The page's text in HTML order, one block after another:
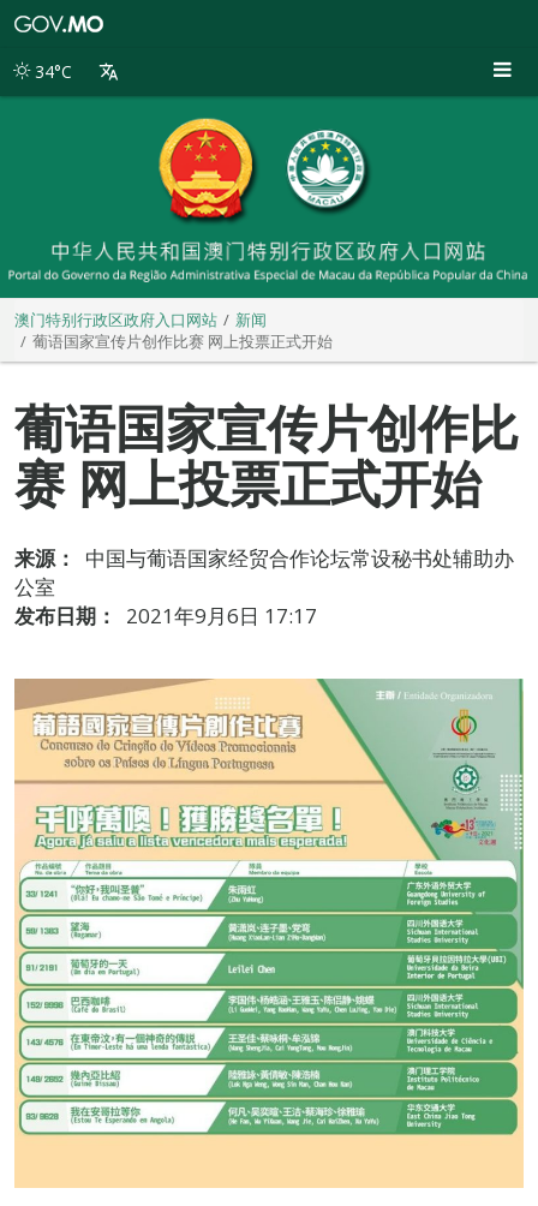
别
34°C
澳门特别行政区政府入口网站
新闻
葡语国家宣传片创作比赛 网上投票正式开始
葡语国家宣传片创作比
赛 网上投票正式开始
来源：
中国与葡语国家经贸合作论坛常设秘书处辅助办
公室
发布日期：
2021年9月6日 17:17